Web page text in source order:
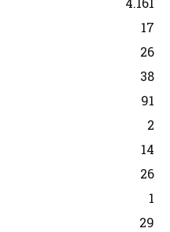
17
26
38
91
2
14
26
1
29